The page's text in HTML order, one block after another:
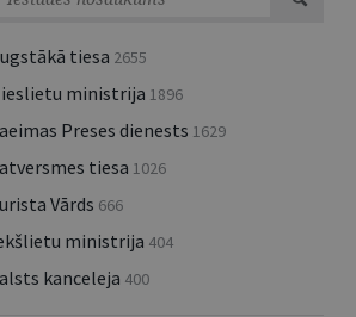
tiesa 2655
ministrija 1896
Preses dienests 1629
tiesa 1026
Vārds 666
ministrija 404
kanceleja 400